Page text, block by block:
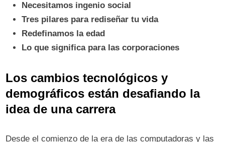
Necesitamos ingenio social
Tres pilares para rediseñar tu vida
Redefinamos la edad
Lo que significa para las corporaciones
Los cambios tecnológicos y
demográficos están desafiando la
idea de una carrera
Desde el comienzo de la era de las computadoras y las